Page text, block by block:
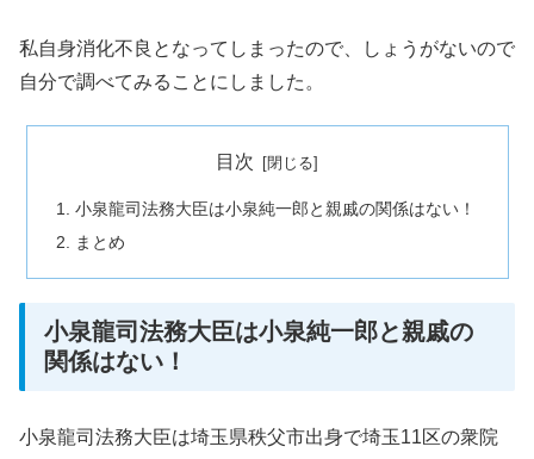
私自身消化不良となってしまったので、しょうがないので
自分で調べてみることにしました。
目次
小泉龍司法務大臣は小泉純一郎と親戚の関係はない！
まとめ
小泉龍司法務大臣は小泉純一郎と親戚の
関係はない！
小泉龍司法務大臣は埼玉県秩父市出身で埼玉11区の衆院